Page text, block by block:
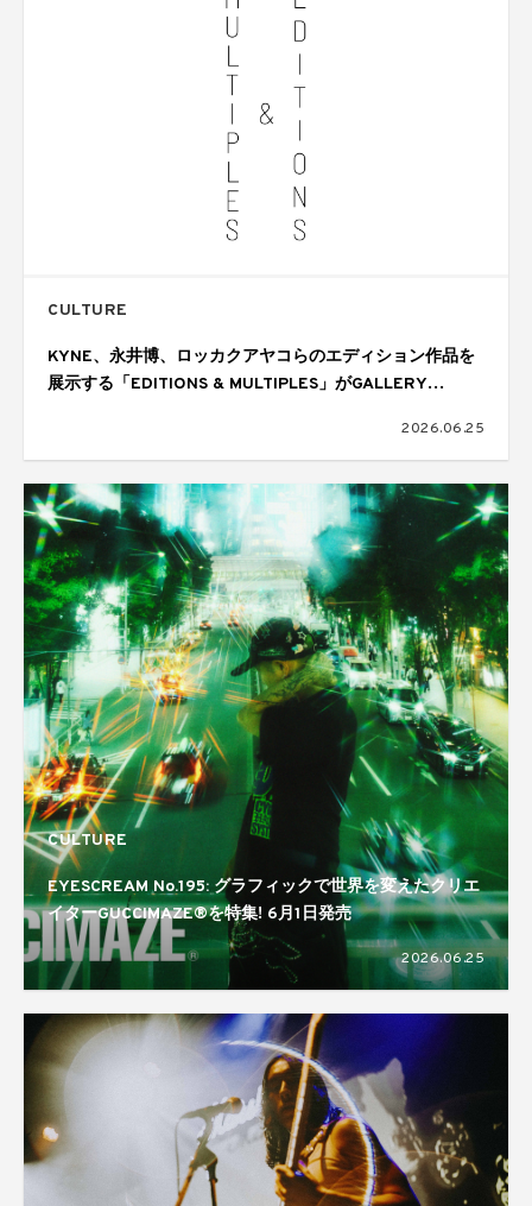
CULTURE
KYNE、永井博、ロッカクアヤコらのエディション作品を
展示する「EDITIONS & MULTIPLES」がGALLERY
2026.06.25
CULTURE
EYESCREAM No.195: グラフィックで世界を変えたクリエ
イターGUCCIMAZE®を特集! 6月1日発売
2026.06.25